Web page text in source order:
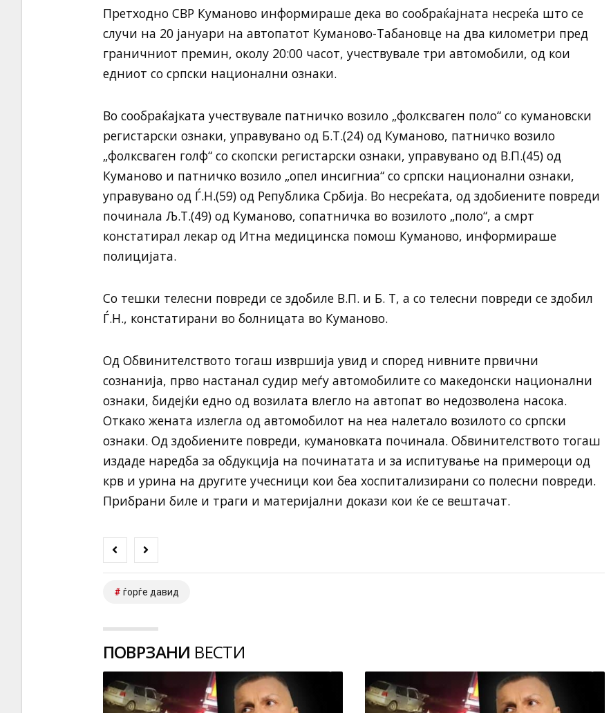
Претходно СВР Куманово информираше дека во сообраќајната несреќа што се
случи на 20 јануари на автопатот Куманово-Табановце на два километри пред
граничниот премин, околу 20:00 часот, учествувале три автомобили, од кои
едниот со српски национални ознаки.
Во сообраќајката учествувале патничко возило „фолксваген поло“ со кумановски
регистарски ознаки, управувано од Б.Т.(24) од Куманово, патничко возило
„фолксваген голф“ со скопски регистарски ознаки, управувано од В.П.(45) од
Куманово и патничко возило „опел инсигниа“ со српски национални ознаки,
управувано од Ѓ.Н.(59) од Република Србија. Во несреќата, од здобиените повреди
починала Љ.Т.(49) од Куманово, сопатничка во возилото „поло“, а смрт
констатирал лекар од Итна медицинска помош Куманово, информираше
полицијата.
Со тешки телесни повреди се здобиле В.П. и Б. Т, а со телесни повреди се здобил
Ѓ.Н., констатирани во болницата во Куманово.
Од Обвинителството тогаш извршија увид и според нивните првични
сознанија, прво настанал судир меѓу автомобилите со македонски национални
ознаки, бидејќи едно од возилата влегло на автопат во недозволена насока.
Откако жената излегла од автомобилот на неа налетало возилото со српски
ознаки. Од здобиените повреди, кумановката починала. Обвинителството тогаш
издаде наредба за обдукција на починатата и за испитување на примероци од
крв и урина на другите учесници кои беа хоспитализирани со полесни повреди.
Прибрани биле и траги и материјални докази кои ќе се вештачат.
ѓорѓе давид
ПОВРЗАНИ ВЕСТИ